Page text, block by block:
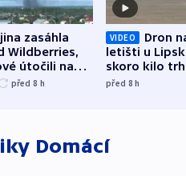
zasáhla
Wildberries,
útočili na
či
před 8 h
VIDEO
Dron
letišti u
skoro kilo
indicie
před 8h
Domácí